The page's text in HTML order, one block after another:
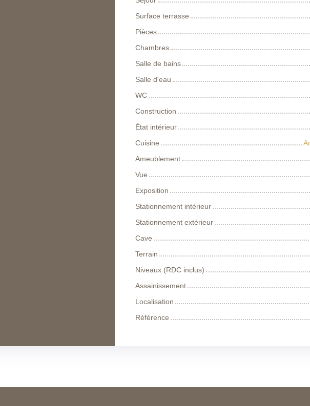
Surface terrasse
Pièces
Chambres
Salle de bains
Salle d'eau
WC
Construction
État intérieur
Cuisine
Ameublement
Vue
Exposition
Stationnement intérieur
Stationnement extérieur
Cave
Terrain
Niveaux (RDC inclus)
Assainissement
Localisation
Référence